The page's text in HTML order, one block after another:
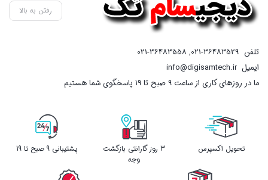
رفتن به بالا
تلفن 021-36483529
,
021-36483558
ایمیلinfo@digisamtech.ir
ما در روزهای کاری از ساعت ۹ صبح تا ۱۹ پاسخگوی شما هستیم
تحویل اکسپرس
3 روز گارانتی بازگشت
وجه
پشتیبانی 9 صبح تا 19